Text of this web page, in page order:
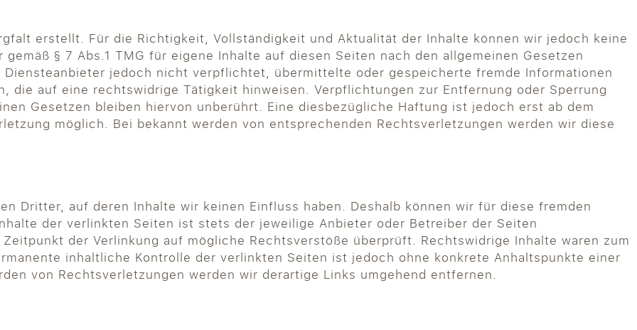
erstellt. Für die Richtigkeit, Vollständigkeit und Aktualität der Inhalte können wir jedoch keine
§ 7 Abs.1 TMG für eigene Inhalte auf diesen Seiten nach den allgemeinen Gesetzen
jedoch nicht verpflichtet, übermittelte oder gespeicherte fremde Informationen
die auf eine rechtswidrige Tätigkeit hinweisen. Verpflichtungen zur Entfernung oder Sperrung
Gesetzen bleiben hiervon unberührt. Eine diesbezügliche Haftung ist jedoch erst ab dem
möglich. Bei bekannt werden von entsprechenden Rechtsverletzungen werden wir diese
Dritter, auf deren Inhalte wir keinen Einfluss haben. Deshalb können wir für diese fremden
der verlinkten Seiten ist stets der jeweilige Anbieter oder Betreiber der Seiten
der Verlinkung auf mögliche Rechtsverstöße überprüft. Rechtswidrige Inhalte waren zum
inhaltliche Kontrolle der verlinkten Seiten ist jedoch ohne konkrete Anhaltspunkte einer
von Rechtsverletzungen werden wir derartige Links umgehend entfernen.